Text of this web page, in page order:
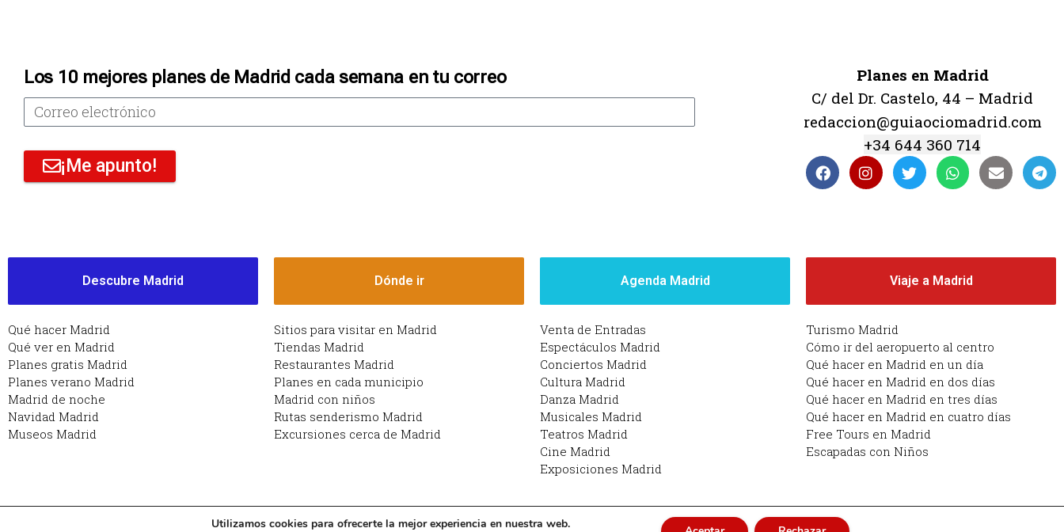
Los 10 mejores planes de Madrid cada semana en tu correo
¡Me apunto!
Planes en Madrid
C/ del Dr. Castelo, 44 – Madrid
redaccion@guiaociomadrid.com
+34 644 360 714
Descubre Madrid
Qué hacer Madrid
Qué ver en Madrid
Planes gratis Madrid
Planes verano Madrid
Madrid de noche
Navidad Madrid
Museos Madrid
Dónde ir
Sitios para visitar en Madrid
Tiendas Madrid
Restaurantes Madrid
Planes en cada municipio
Madrid con niños
Rutas senderismo Madrid
Excursiones cerca de Madrid
Agenda Madrid
Venta de Entradas
Espectáculos Madrid
Conciertos Madrid
Cultura Madrid
Danza Madrid
Musicales Madrid
Teatros Madrid
Cine Madrid
Exposiciones Madrid
Viaje a Madrid
Turismo Madrid
Cómo ir del aeropuerto al centro
Qué hacer en Madrid en un día
Qué hacer en Madrid en dos días
Qué hacer en Madrid en tres días
Qué hacer en Madrid en cuatro días
Free Tours en Madrid
Escapadas con Niños
Utilizamos cookies para ofrecerte la mejor experiencia en nuestra web.